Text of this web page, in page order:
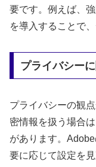
要です。例えば、
を導入することで
プライバシー
プライバシーの観
密情報を扱う場合
があります。
要に応じて設定を